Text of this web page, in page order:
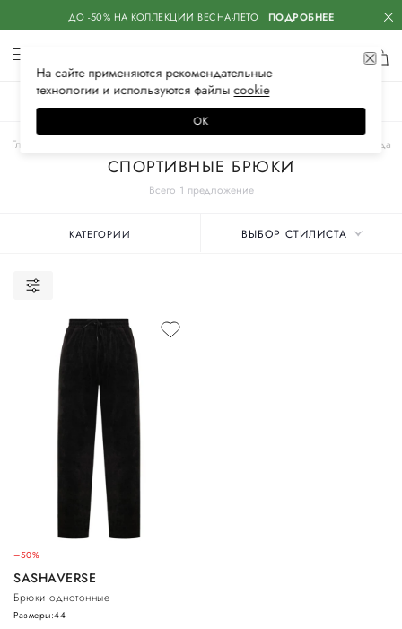
ДО -50% НА КОЛЛЕКЦИИ ВЕСНА-ЛЕТО ПОДРОБНЕЕ
Всего 1 предложение
Главная Спортивная одежда
СПОРТИВНЫЕ БРЮКИ
КАТЕГОРИИ ВЫБОР СТИЛИСТА
–50%
SASHAVERSE
Брюки однотонные
Размеры:44
На сайте применяются рекомендательные
технологии и используются файлысооkiе
ОК